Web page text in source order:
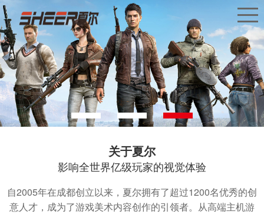
关于夏尔
影响全世界亿级玩家的视觉体验
自2005年在成都创立以来，夏尔拥有了超过1200名优秀的创
意人才，成为了游戏美术内容创作的引领者。从高端主机游